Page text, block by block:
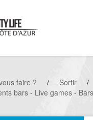
faire ? / Sortir /
bars - Live games -